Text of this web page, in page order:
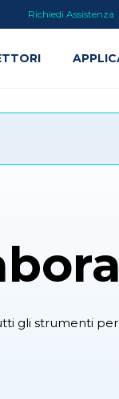
gli strumenti
Richiedi Assistenza